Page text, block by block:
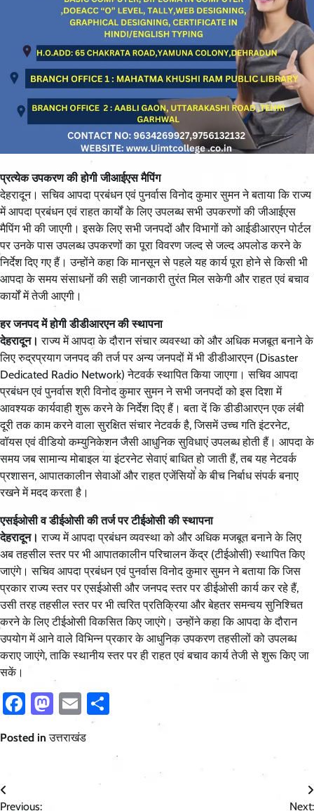
प्रत्येक उपकरण की होगी जीआईएस मैपिंग
देहरादून। सचिव आपदा प्रबंधन एवं पुनर्वास विनोद कुमार सुमन ने बताया कि राज्य
में आपदा प्रबंधन एवं राहत कार्यों के लिए उपलब्ध सभी उपकरणों की जीआईएस
मैपिंग भी की जाएगी। इसके लिए सभी जनपदों और विभागों को आईडीआरएन पोर्टल
पर उनके पास उपलब्ध उपकरणों का पूरा विवरण जल्द से जल्द अपलोड करने के
निर्देश दिए गए हैं। उन्होंने कहा कि मानसून से पहले यह कार्य पूरा होने से किसी भी
आपदा के समय संसाधनों की सही जानकारी तुरंत मिल सकेगी और राहत एवं बचाव
कार्यों में तेजी आएगी।
हर जनपद में होगी डीडीआरएन की स्थापना
देहरादून। राज्य में आपदा के दौरान संचार व्यवस्था को और अधिक मजबूत बनाने के
लिए रुद्रप्रयाग जनपद की तर्ज पर अन्य जनपदों में भी डीडीआरएन (Disaster
Dedicated Radio Network) नेटवर्क स्थापित किया जाएगा। सचिव आपदा
प्रबंधन एवं पुनर्वास श्री विनोद कुमार सुमन ने सभी जनपदों को इस दिशा में
आवश्यक कार्यवाही शुरू करने के निर्देश दिए हैं। बता दें कि डीडीआरएन एक लंबी
दूरी तक काम करने वाला सुरक्षित संचार नेटवर्क है, जिसमें उच्च गति इंटरनेट,
वॉयस एवं वीडियो कम्युनिकेशन जैसी आधुनिक सुविधाएं उपलब्ध होती हैं। आपदा के
समय जब सामान्य मोबाइल या इंटरनेट सेवाएं बाधित हो जाती हैं, तब यह नेटवर्क
प्रशासन, आपातकालीन सेवाओं और राहत एजेंसियों के बीच निर्बाध संपर्क बनाए
रखने में मदद करता है।
एसईओसी व डीईओसी की तर्ज पर टीईओसी की स्थापना
देहरादून। राज्य में आपदा प्रबंधन व्यवस्था को और अधिक मजबूत बनाने के लिए
अब तहसील स्तर पर भी आपातकालीन परिचालन केंद्र (टीईओसी) स्थापित किए
जाएंगे। सचिव आपदा प्रबंधन एवं पुनर्वास विनोद कुमार सुमन ने बताया कि जिस
प्रकार राज्य स्तर पर एसईओसी और जनपद स्तर पर डीईओसी कार्य कर रहे हैं,
उसी तरह तहसील स्तर पर भी त्वरित प्रतिक्रिया और बेहतर समन्वय सुनिश्चित
करने के लिए टीईओसी विकसित किए जाएंगे। उन्होंने कहा कि आपदा के दौरान
उपयोग में आने वाले विभिन्न प्रकार के आधुनिक उपकरण तहसीलों को उपलब्ध
कराए जाएंगे, ताकि स्थानीय स्तर पर ही राहत एवं बचाव कार्य तेजी से शुरू किए जा
सकें।
Facebook
Mastodon
Email
Posted inउत्तराखंड
Post
Previous: Next: